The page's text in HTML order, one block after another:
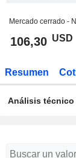
Mercado cerrado -
106,30 USD
Resumen
Análisis técnico